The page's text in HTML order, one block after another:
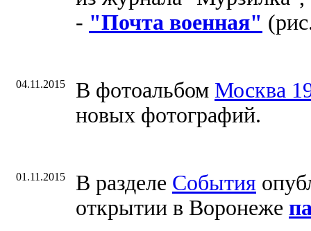
- "Почта военная"
04.11.2015 В фотоальбом Москва
новых фотографий.
01.11.2015 В разделе События
открытии в Воронеже